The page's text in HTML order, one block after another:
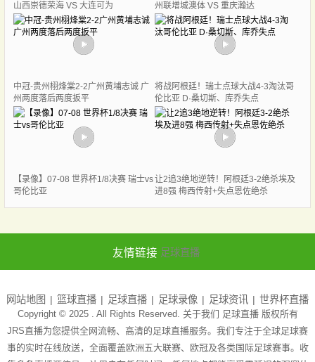
山西崇德荣海 VS 大连可为
州联增城澳体 VS 重庆瀚达
中冠-贵州栩烽棠2-2广州黄埔志诚 广
州两度落后两度扳平
将战阿根廷！瑞士点球大战4-3淘汰哥
伦比亚 D·桑切斯、库乔失点
【录像】07-08 世界杯1/8决赛 瑞士vs
哥伦比亚
让2追3绝地逆转！阿根廷3-2绝杀埃及
进8强 梅西传射+失点恩佐绝杀
友情链接 足球直播
网站地图 篮球直播 足球直播 足球录像 足球资讯 世界杯直播
Copyright © 2025 . All Rights Reserved. 关于我们 足球直播版权所有
JRS直播为您提供全网流畅、高清的足球直播服务。我们专注于全球足球赛
事的实时在线放送，全面覆盖欧洲五大联赛、欧冠及各类国际足球赛事。收